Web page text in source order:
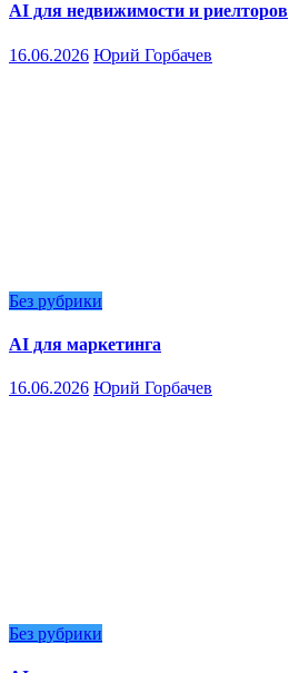
AI для недвижимости и риелторов
16.06.2026 Юрий Горбачев
Без рубрики
AI для маркетинга
16.06.2026 Юрий Горбачев
Без рубрики